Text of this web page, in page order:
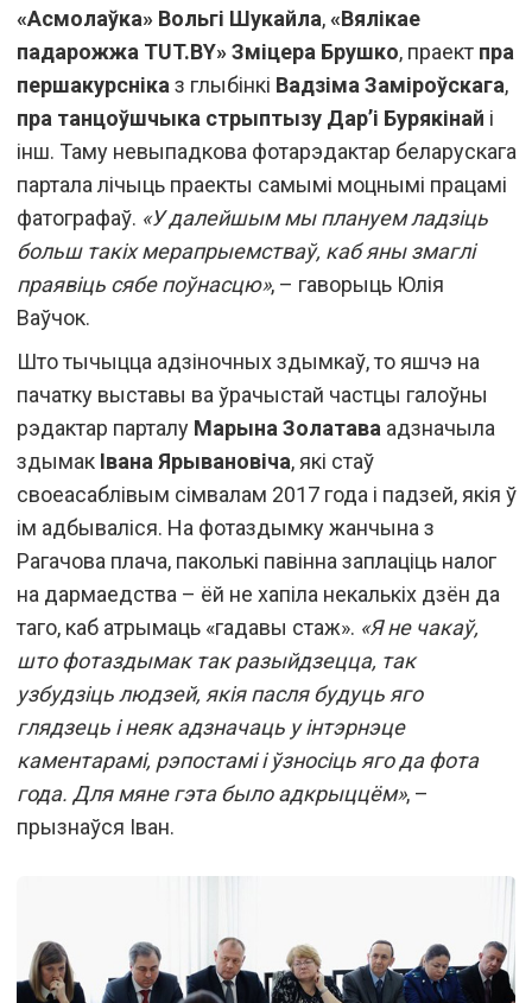
«Асмолаўка» Вольгі Шукайла,«Вялікае
падарожжа TUT.BY» Зміцера Брушко, праект пра
першакурсніка з глыбінкі Вадзіма Заміроўскага,
пра танцоўшчыка стрыптызу Дар’і Бурякінай і
інш. Таму невыпадкова фотарэдактар беларускага
партала лічыць праекты самымі моцнымі працамі
фатографаў. «У далейшым мы плануем ладзіць
больш такіх мерапрыемстваў, каб яны змаглі
праявіць сябе поўнасцю», – гаворыць Юлія
Ваўчок.
Што тычыцца адзіночных здымкаў, то яшчэ на
пачатку выставы ва ўрачыстай частцы галоўны
рэдактар парталу Марына Золатава адзначыла
здымак Івана Ярывановіча, які стаў
своеасаблівым сімвалам 2017 года і падзей, якія ў
ім адбываліся. На фотаздымку жанчына з
Рагачова плача, паколькі павінна заплаціць налог
на дармаедства – ёй не хапіла некалькіх дзён да
таго, каб атрымаць «гадавы стаж». «Я не чакаў,
што фотаздымак так разыйдзецца, так
узбудзіць людзей, якія пасля будуць яго
глядзець і неяк адзначаць у інтэрнэце
каментарамі, рэпостамі і ўзносіць яго да фота
года. Для мяне гэта было адкрыццём», –
прызнаўся Іван.